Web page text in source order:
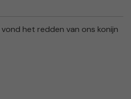
vond het redden van ons konijn